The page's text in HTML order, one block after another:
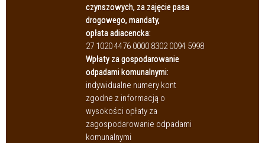
czynszowych, za zajęcie pasa
drogowego, mandaty,
opłata adiacencka:
27 1020 4476 0000 8302 0094 5998
Wpłaty za gospodarowanie
odpadami komunalnymi:
indywidualne numery kont
zgodne z informacją o
wysokości opłaty za
zagospodarowanie odpadami
komunalnymi